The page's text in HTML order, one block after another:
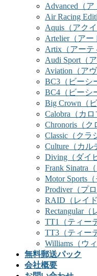
Advanced（
Air Racing
Aquis（アク
Artelier（ア
Artix（アーテ
Audi Sport（
Aviation（ア
BC3（ビーシ
BC4（ビーシ
Big Crown（
Calobra（カ
Chronoris（
Classic（クラ
Culture（カ
Diving（ダイ
Frank Sinatra
Motor Sports
Prodiver（プ
RAID（レイ
Rectangular
TT1（ティー
TT3（ティー
Williams（ウ
無料郵送パック
会社概要